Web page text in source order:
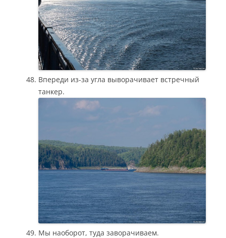
Впереди из-за угла выворачивает встречный
танкер.
Мы наоборот, туда заворачиваем.